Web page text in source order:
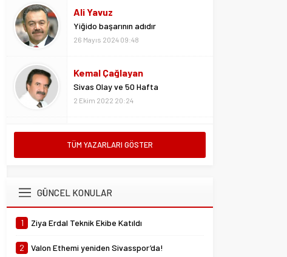
Kemal Çağlayan
Sivas Olay ve 50 Hafta
2 Ekim 2022 20:24
Metin Kulaksız
Vedalar da sevgidendir
Mustafa Ateş
Abdullah Yiğit
26 Mayıs 2024 06:51
TÜM YAZARLARI GÖSTER
GÜNCEL KONULAR
1 Ziya Erdal Teknik Ekibe Katıldı
2 Valon Ethemi yeniden Sivasspor’da!